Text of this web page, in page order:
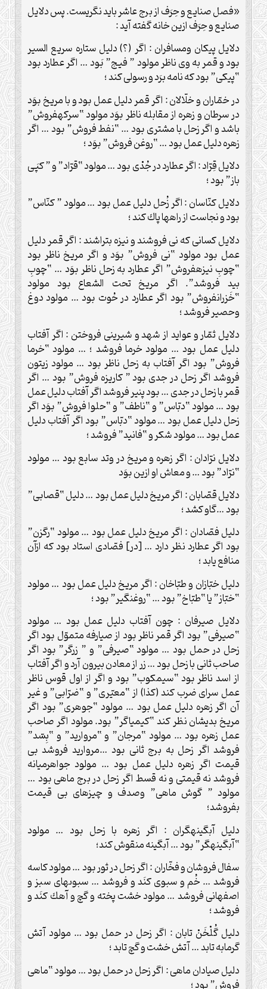
«فصل صنايع و حِرَف از برج عاشر بايد نگريست. پس دلايل
صنايع و حِرَف ازين خانه گفته آيد :
دلايل پيكان ومسافران : اگر (؟) دليل ستاره ‏سريع السير
بود و قمر به وى ناظر مولود ” فيج” بَود … اگر عطارد بود
“پيكى” بود كه نامه برَد و رسولى ‏كند ؛
در خمّاران و خلّالان : اگر قمر دليل عمل بود و با مريخ بوَد
در سرطان و زهره از مقابله ناظر بوَد مولود “سركه‏فروش”
باشد و اگر زحل با مشترى بود … “نفط فروش” بود … اگر
زهره دليل عمل بود … “روغن فروش” بوَد ؛
دلايل قِرّاد : اگر عطارد در جُدْى بود … مولود “قرّاد” و ” كپَى
باز” بود ؛
دلايل كنّاسان : اگر زُحل دليل عمل بود … مولود ” كنّاس”
بود و نجاست از راه‏ها پاك كند ؛
دلايل كسانى كه نى فروشند و نيزه بتراشند : اگر قمر دليل
عمل بود مولود “نى فروش” بوَد و اگر مريخ ناظر بود
“چوبِ نيزه‏فروش” اگر عطارد به زحل ناظر بوَد … “چوبِ
بيد فروشد”. اگر مريخ تحت الشعاع بود مولود
“خَزران‏فروش” بود اگر عطارد در حُوت بود … مولود دوغ
وحصير فروشد ؛
دلايل ثمّار و عوايد از شهد و شيرينى فروختن : اگر آفتاب
دليل عمل بود … مولود خرما فروشد ؛ … مولود “خرما
فروش” بود اگر آفتاب به زحل ناظر بود … مولود زيتون
فروشد اگر زحل در جدى بود ” كاريزه فروش” بود … اگر
قمر با زحل در جدى … بود پنير فروشد اگر آفتاب دليل عمل
بود … مولود “دبّاس” و “ناطف” و “حلوا فروش” بوَد اگر
زحل دليل عمل بود … مولود “دبّاس” بود اگر آفتاب دليل
عمل بود … مولود شكر و “فانيد” فروشد ؛
دلايل نرّادان : اگر زهره و مريخ در وتد سابع بود … مولود
“نرّاد” بود … و معاش او ازين بوَد
دلايل قصّابان : اگر مريخ دليل عمل بود … دليل “قصابى”
بود …گاو كشد ؛
دليل فصّادان : اگر مريخ دليل عمل بود … مولود “رگ‏زن”
بود اگر عطارد نظر دارد … [در] فصّادى استاد بود كه ازآن
منافع يابد ؛
دليل خبّازان و طبّاخان : اگر مريخ دليل عمل بود … مولود
“خبّاز” يا “طبّاخ” بود … “روغن‏گير” بود ؛
دلايل صيرفان : چون آفتاب دليل عمل بود … مولود
“صيرفى” بود اگر قمر ناظر بود از صيارفه متموّل بود اگر
زحل در حمل بود … مولود “صيرفى” و ” زرگر” بود اگر
صاحب ثانى با زحل بود … زر از معادن بيرون آرد و اگر آفتاب
از اسد ناظر بود “سيم‏كوب” بود و اگر از اول قوس ناظر
عمل سراى ضرب كند (كذا) از “معيّرى” و “ضرّابى” و غير
آن اگر زهره دليل عمل بود … مولود “جوهرى” بود اگر
مريخ بديشان نظر كند “كيمياگر” بود. مولود اگر صاحب
عمل زهره بود … مولود “مرجان” و “مرواريد” و “بِسّد”
فروشد اگر زحل به برج ثانى بود …مرواريد فروشد بى
قيمت اگر زهره دليل عمل بود … مولود جواهرميانه
فروشد نه قيمتى و نه قسط اگر زحل در برج ماهى بود …
مولود ” گوش ماهى” وصدف و چيزهاى بى قيمت
بفروشد؛
دليل آبگينه‏گران : اگر زهره با زحل بود … مولود
“آبگينه‏گر” بود … آبگينه منقوش ‏كند؛
سفال فروشان و فخّاران : اگر زحل در ثور بود … مولود كاسه
فروشد … خُم و سبوى كنَد و فروشد … سبوى‏هاى سبز و
اصفهانى فروشد … مولود خشت پخته و گچ و آهك كنَد و
فروشد ؛
دليل گُلْخَنْ تابان : اگر زحل در حمل بود … مولود آتش
‏گرمابه تابد … آتش خشت و گچ تابد ؛
دليل صيادان ماهى : اگر زحل در حمل بود … مولود “ماهى